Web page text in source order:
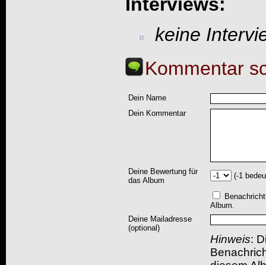
Interviews:
keine
Kommentar
Dein Name
Dein Kommentar
Deine Bewertung für
das Album
(-1
Album.
Deine Mailadresse
(optional)
Hinweis: